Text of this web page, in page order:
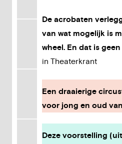
De acrobaten
van wat mogelijk is
wheel. En dat is
in Theaterkrant
Een draaierige
voor jong en oud
Deze voorstelling